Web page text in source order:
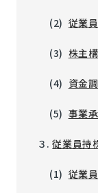
(2) 従業
(3) 株主
(4) 資金
(5) 事業
３. 従業員持
(1) 従業